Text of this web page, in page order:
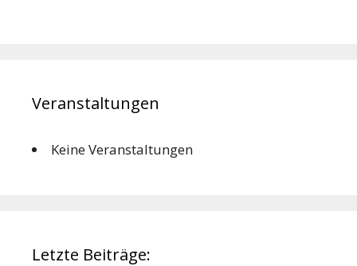
Veranstaltungen
Keine Veranstaltungen
Letzte Beiträge: